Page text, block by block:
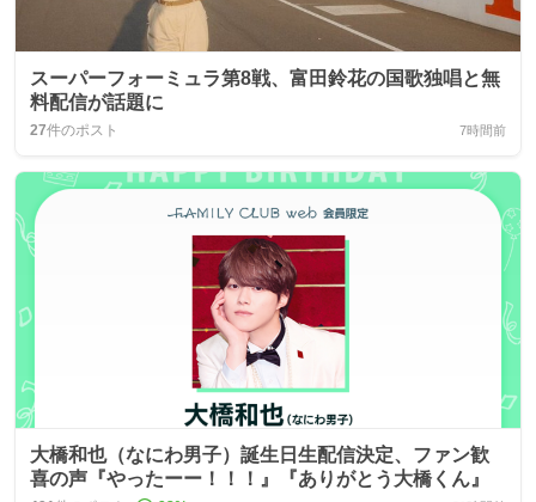
スーパーフォーミュラ第8戦、富田鈴花の国歌独唱と無
料配信が話題に
27件のポスト 7時間前
大橋和也（なにわ男子）誕生日生配信決定、ファン歓
喜の声『やったーー！！！』『ありがとう大橋くん』